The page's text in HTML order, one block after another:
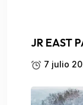
JR EAST
7 julio